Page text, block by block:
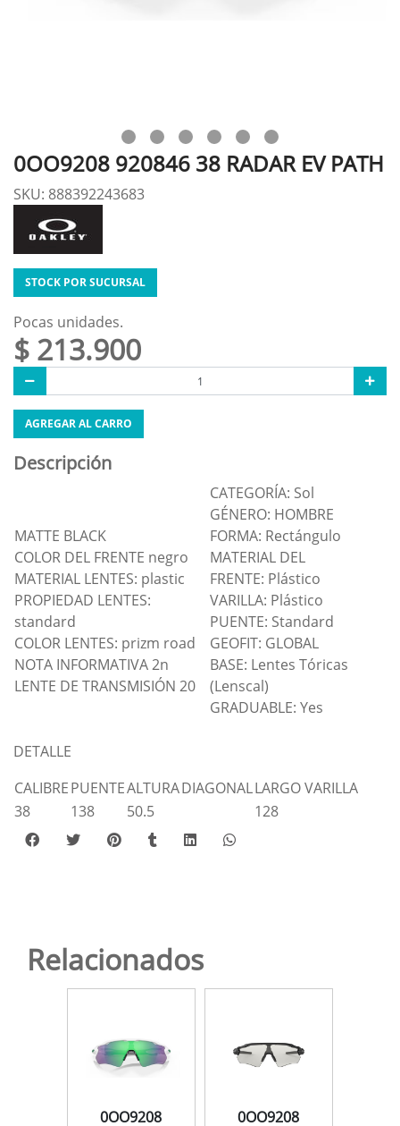
0OO9208 920846 38 RADAR EV PATH
SKU: 888392243683
STOCK POR SUCURSAL
Pocas unidades.
$ 213.900
AGREGAR AL CARRO
Descripción
MATTE BLACK
COLOR DEL FRENTE negro
MATERIAL LENTES: plastic
PROPIEDAD LENTES:
standard
COLOR LENTES: prizm road
NOTA INFORMATIVA 2n
LENTE DE TRANSMISIÓN 20
CATEGORÍA: Sol
GÉNERO: HOMBRE
FORMA: Rectángulo
MATERIAL DEL
FRENTE: Plástico
VARILLA: Plástico
PUENTE: Standard
GEOFIT: GLOBAL
BASE: Lentes Tóricas
(Lenscal)
GRADUABLE: Yes
DETALLE
CALIBREPUENTEALTURADIAGONALLARGO VARILLA
38
138 50.5 128
Relacionados
0OO9208
0OO9208